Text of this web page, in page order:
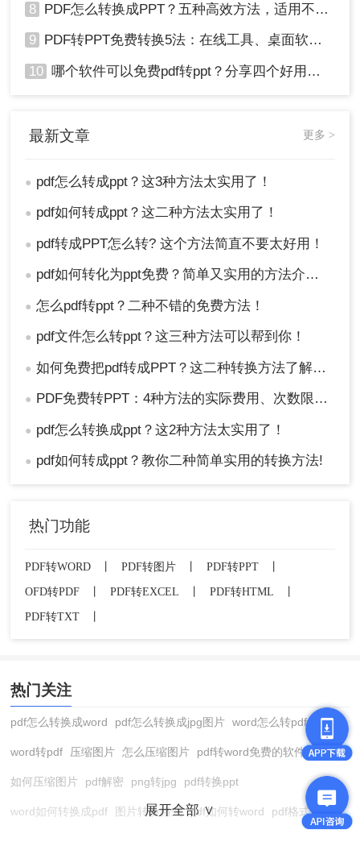
4、转换完成可打开查看。
以上就是小编分享的关于pdf怎么转成ppt方法。相信你
新手来说，遇到问题后，要保持稳定的心态，因为目前
8 PDF怎么转换成PPT？五种高效方法，适用不同场景全解析！
9 PDF转PPT免费转换5法：在线工具、桌面软件和PPT插件的优劣！
10 哪个软件可以免费pdf转ppt？分享四个好用的转换工具！
最新文章 更多 >
● pdf怎么转成ppt？这3种方法太实用了！
● pdf如何转成ppt？这二种方法太实用了！
● pdf转成PPT怎么转? 这个方法简直不要太好用！
● pdf如何转化为ppt免费？简单又实用的方法介绍！
● 怎么pdf转ppt？二种不错的免费方法！
● pdf文件怎么转ppt？这三种方法可以帮到你！
● 如何免费把pdf转成PPT？这二种转换方法了解一下！
● PDF免费转PPT：4种方法的实际费用、次数限制和效果！
● pdf怎么转换成ppt？这2种方法太实用了！
● pdf如何转成ppt？教你二种简单实用的转换方法!
热门功能
PDF转WORD PDF转图片 PDF转PPT
OFD转PDF
PDF转EXCEL PDF转HTML
PDF转TXT
热门关注
pdf怎么转换成word pdf怎么转换成jpg图片 word怎么转pdf
word转pdf 压缩图片 怎么压缩图片 pdf转word免费的软件
如何压缩图片 pdf解密 png转jpg pdf转换ppt
word如何转换成pdf 图片转换格式 pdf如何转word pdf格式转换
展开全部 ∨